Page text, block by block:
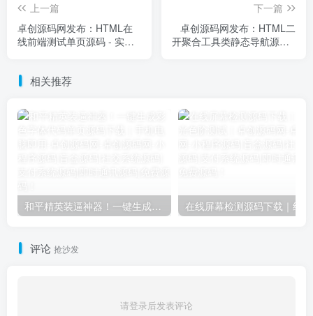
上一篇
卓创源码网发布：HTML在
线前端测试单页源码 - 实时
渲染解决方案
下一篇
卓创源码网发布：HTML二
开聚合工具类静态导航源码 -
相关推荐
和平精英装逼神器！一键生成彩色字体代码单页源码下载｜手机电脑即用-卓创源码网
评论 抢沙发
请登录后发表评论